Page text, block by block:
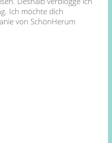
Ich möchte dich
von SchönHerum